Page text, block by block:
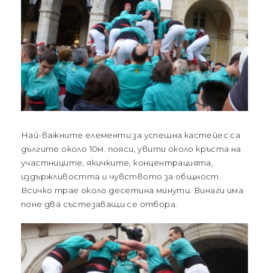
Най-важните елементи за успешна кастейес са
дългите около 10м. пояси, увити около кръста на
участниците, якичките, концентрацията,
издържливостта и чувството за общност.
Всичко трае около десетина минути. Винаги има
поне два състезаващи се отбора.